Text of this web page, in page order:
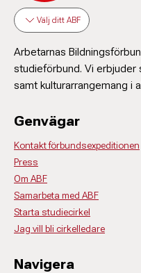
Välj ditt ABF
Arbetarnas
studieförbund. Vi erbjuder
samt kulturarrangemang i
Genvägar
Kontakt förbundsexpeditionen
Press
Om ABF
Samarbeta med ABF
Starta studiecirkel
Jag vill bli cirkelledare
Navigera